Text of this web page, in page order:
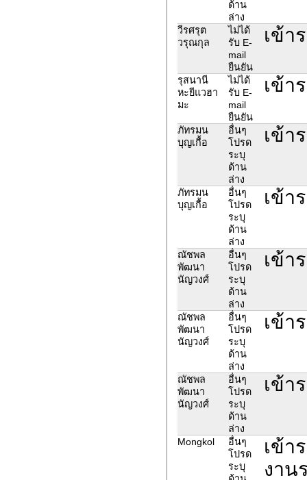
ด้าน
ล่าง
วีรศรุต
วรุณกุล
ไม่ได้
รับ E-
mail
ยืนยัน
เข้า
รุสนานี
หะยีแวฮา
มะ
ไม่ได้
รับ E-
mail
ยืนยัน
เข้า
ภัทรมน
บุญเกื้อ
อื่นๆ
โปรด
ระบุ
ด้าน
ล่าง
เข้า
ภัทรมน
บุญเกื้อ
อื่นๆ
โปรด
ระบุ
ด้าน
ล่าง
เข้า
ณัชพล
พัฒนา
นัญวงศ์
อื่นๆ
โปรด
ระบุ
ด้าน
ล่าง
เข้า
ณัชพล
พัฒนา
นัญวงศ์
อื่นๆ
โปรด
ระบุ
ด้าน
ล่าง
เข้า
ณัชพล
พัฒนา
นัญวงศ์
อื่นๆ
โปรด
ระบุ
ด้าน
ล่าง
เข้า
Mongkol
อื่นๆ
โปรด
ระบุ
เข้า
งาน